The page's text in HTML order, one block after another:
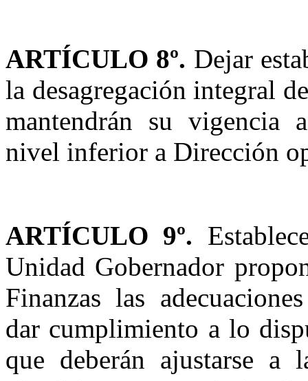
ARTÍCULO 8º. Dejar
la desagregación integral
mantendrán su vigencia
nivel inferior a Dirección
ARTÍCULO 9º.
Unidad Gobernador
Finanzas las
dar cumplimiento a lo
que deberán ajustarse a